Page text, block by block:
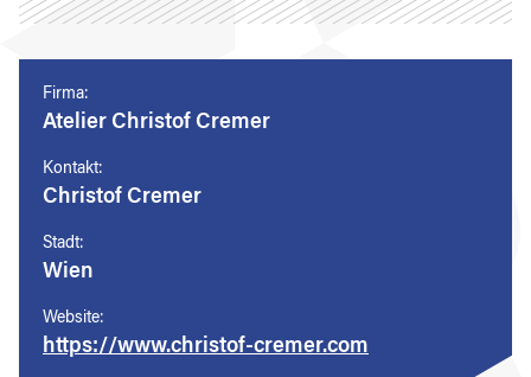
Firma:
Atelier Christof Cremer
Kontakt:
Christof Cremer
Stadt:
Wien
Website:
https://www.christof-cremer.com